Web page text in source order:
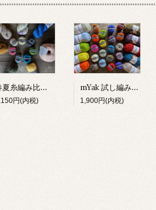
春夏糸編み比べセット
円(内税)
mYak 試し編みセット
1,900円(内税)